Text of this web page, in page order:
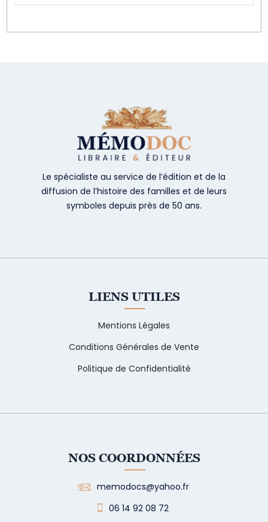
Le spécialiste au service de l’édition et de la
diffusion de l’histoire des familles et de leurs
symboles depuis près de 50 ans.
LIENS UTILES
Mentions Légales
Conditions Générales de Vente
Politique de Confidentialité
NOS COORDONNÉES
memodocs@yahoo.fr
06 14 92 08 72